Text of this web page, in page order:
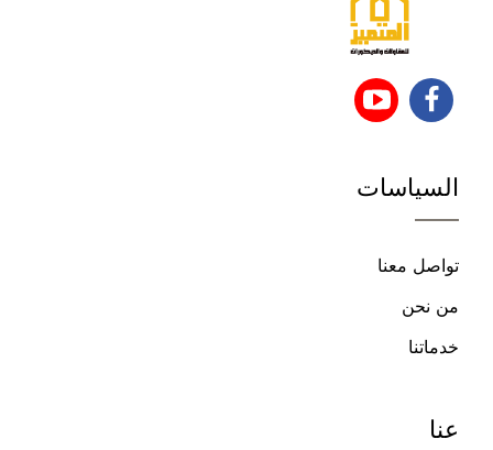
تابعنا
فيسبوك
تابعنا
السياسات
تواصل معنا
من نحن
خدماتنا
عنا